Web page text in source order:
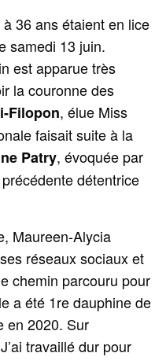
36 ans étaient en lice
samedi 13 juin.
est apparue très
la couronne des
Filopon, élue Miss
faisait suite à la
Patry, évoquée par
détentrice
Maureen-Alycia
réseaux sociaux et
chemin parcouru pour
a été 1re dauphine de
en 2020. Sur
travaillé dur pour